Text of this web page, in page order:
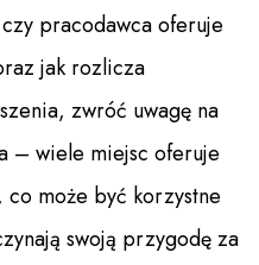
pracodawca oferuje
jak rozlicza
zwróć uwagę na
– wiele miejsc oferuje
co może być korzystne
swoją przygodę za